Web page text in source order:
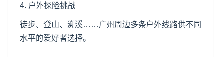
4. 户外探险挑战
徒步、登山、溯溪……广州周边多条户外线路供不同
水平的爱好者选择。